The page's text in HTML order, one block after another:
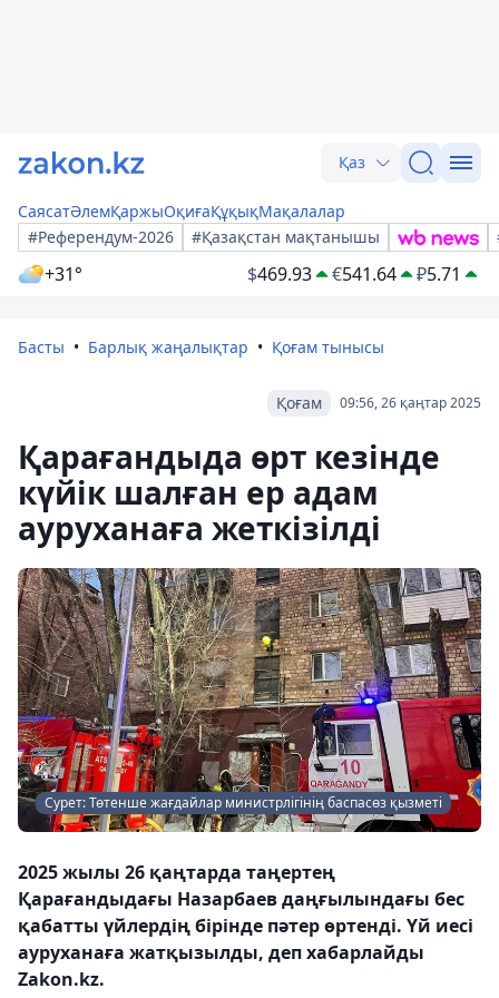
Қаз
СаясатӘлемҚаржыОқиғаҚұқықМақалалар
#Референдум-2026
#Қазақстан мақтанышы
+31° $469.93 €541.64 ₽5.71
Басты Барлық жаңалықтар Қоғам тынысы
09:56, 26 қаңтар 2025
Қоғам
Қарағандыда өрт кезінде
күйік шалған ер адам
ауруханаға жеткізілді
Сурет: Төтенше жағдайлар министрлігінің баспасөз қызметі
2025 жылы 26 қаңтарда таңертең
Қарағандыдағы Назарбаев даңғылындағы бес
қабатты үйлердің бірінде пәтер өртенді. Үй иесі
ауруханаға жатқызылды, деп хабарлайды
Zakon.kz.